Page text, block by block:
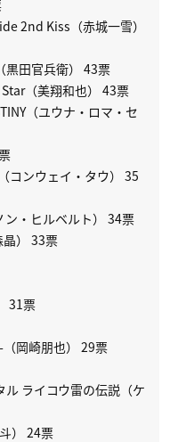
2nd Kiss（赤城一雪）
黒田官兵衛） 43票
（美翔和也） 43票
（ユウナ・ロマ・セ
コンウェイ・タウ） 35
・ヒルベルト） 34票
） 33票
31票
岡崎朋也） 29票
ライコウ雷の伝説（ケ
） 24票